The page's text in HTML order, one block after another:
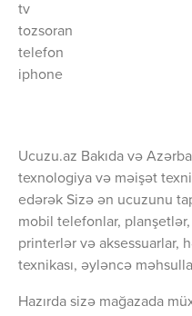
tv
tozsoran
telefon
iphone
Ucuzu.az Bakıda və
texnologiya və məişət
edərək Sizə ən ucuzunu
mobil telefonlar,
printerlər və aksessuarlar,
texnikası, əyləncə
Hazırda sizə mağazada